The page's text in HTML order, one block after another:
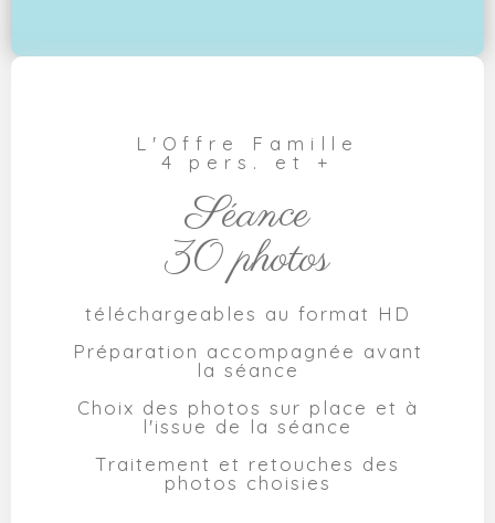
L'Offre Famille
4 pers. et +
Séance
30 photos
téléchargeables au format HD
Préparation accompagnée avant
la séance
Choix des photos sur place et à
l'issue de la séance
Traitement et retouches des
photos choisies